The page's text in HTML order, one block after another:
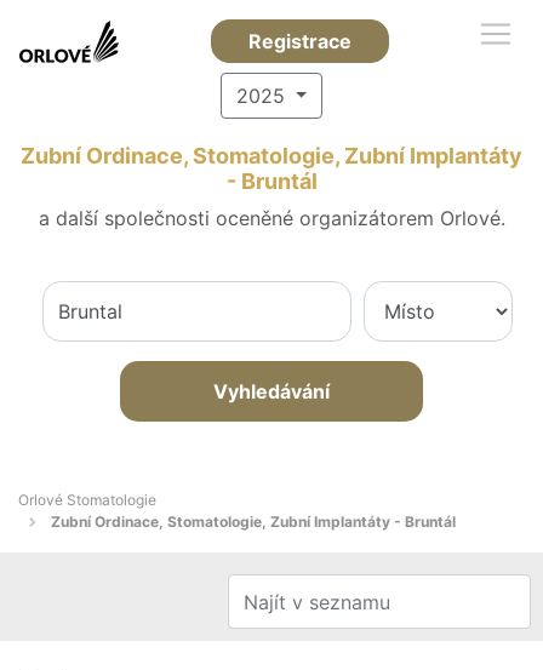
Registrace
2025
Zubní Ordinace, Stomatologie, Zubní Implantáty
- Bruntál
a další společnosti oceněné organizátorem Orlové.
Vyhledávání
Orlové Stomatologie
Zubní Ordinace, Stomatologie, Zubní Implantáty - Bruntál